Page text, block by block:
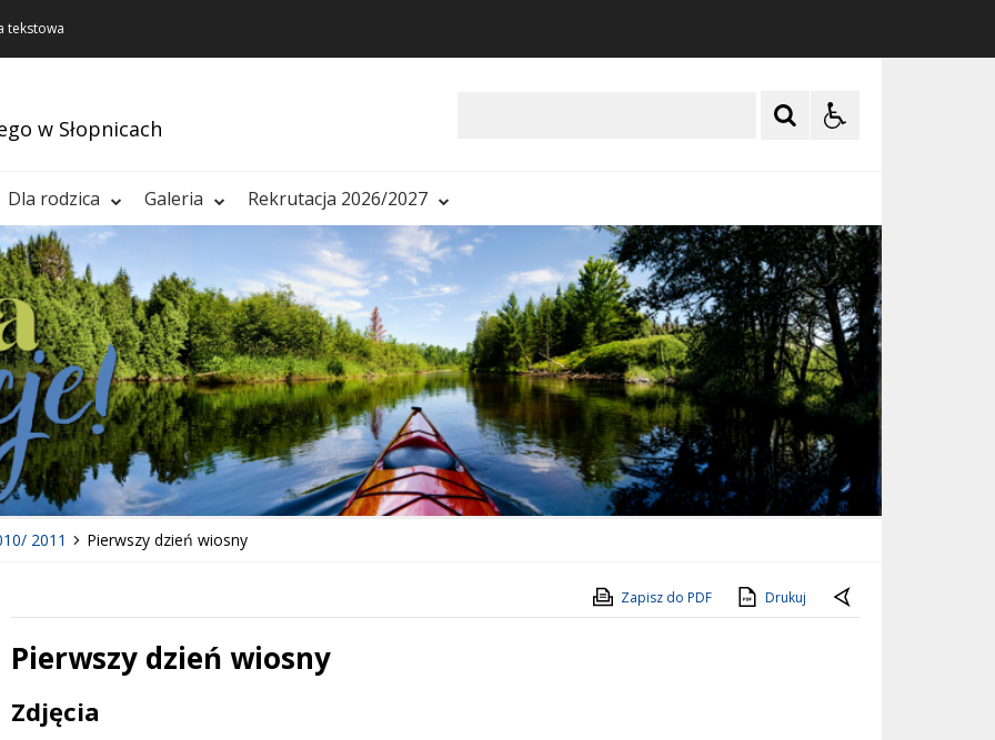
tekstowa
w Słopnicach
Dla rodzica Galeria Rekrutacja 2026/2027
2011 Pierwszy dzień wiosny
Zapisz do PDF Drukuj
Pierwszy dzień wiosny
Treść
Zdjęcia